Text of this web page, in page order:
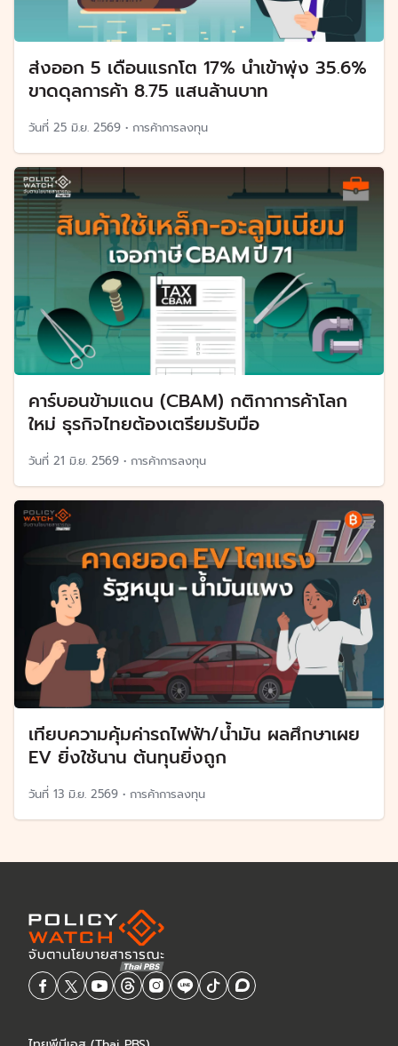
ส่งออก 5 เดือนแรกโต 17% นำเข้าพุ่ง 35.6%
ขาดดุลการค้า 8.75 แสนล้านบาท
วันที่ 25 มิ.ย. 2569 • การค้าการลงทุน
คาร์บอนข้ามแดน (CBAM) กติกาการค้าโลก
ใหม่ ธุรกิจไทยต้องเตรียมรับมือ
วันที่ 21 มิ.ย. 2569 • การค้าการลงทุน
เทียบความคุ้มค่ารถไฟฟ้า/น้ำมัน ผลศึกษาเผย
EV ยิ่งใช้นาน ต้นทุนยิ่งถูก
วันที่ 13 มิ.ย. 2569 • การค้าการลงทุน